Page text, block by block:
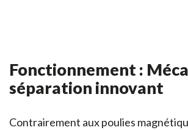
Fonctionnement :
séparation innovant
Contrairement aux poulies